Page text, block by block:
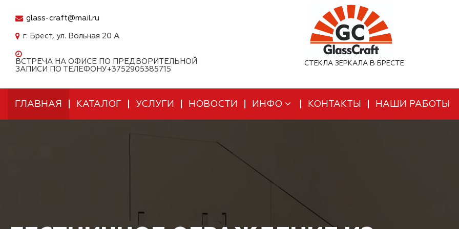
glass-craft@mail.ru
г. Брест, ул. Вольная 20 А
ВСТРЕЧА НА ОФИСЕ ПО ПРЕДВОРИТЕЛЬНОЙ
ЗАПИСИ ПО ТЕЛЕФОНУ+3752905385715
СТЕКЛА ЗЕРКАЛА В БРЕСТЕ
ГЛАВНАЯ КАТАЛОГ УСЛУГИ НОВОСТИ ИНФО КОНТАКТЫ НАШИ РАБОТЫ